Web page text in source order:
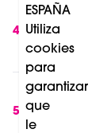
4
Los premios
nuevas
5
Soleil de La
transforma
ESPAÑA
Utiliza
cookies
para
garantizar
que
le